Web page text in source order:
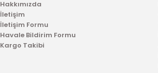
Hakkımızda
İletişim
İletişim Formu
Havale Bildirim Formu
Kargo Takibi